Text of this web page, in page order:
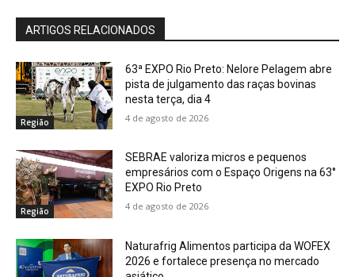
ARTIGOS RELACIONADOS
Região
63ª EXPO Rio Preto: Nelore Pelagem abre
pista de julgamento das raças bovinas
nesta terça, dia 4
4 de agosto de 2026
Região
SEBRAE valoriza micros e pequenos
empresários com o Espaço Origens na 63°
EXPO Rio Preto
4 de agosto de 2026
Naturafrig Alimentos participa da WOFEX
2026 e fortalece presença no mercado